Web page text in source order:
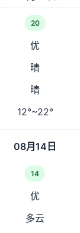
20
优
晴
晴
12°~22°
08月14日
14
优
多云